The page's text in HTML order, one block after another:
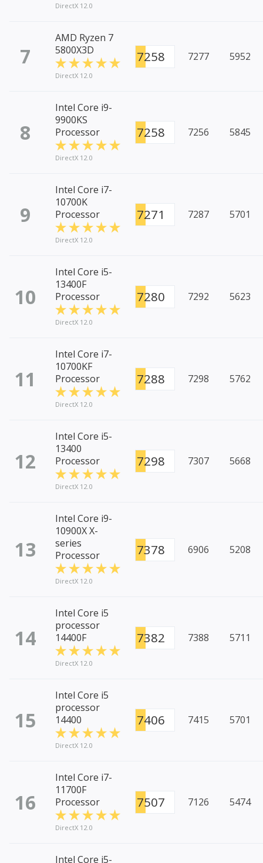
DirectX 12.0
7
AMD Ryzen 7
5800X3D
DirectX 12.0
7258 7277 5952
8
Intel Core i9-
9900KS
Processor
DirectX 12.0
7258 7256 5845
9
Intel Core i7-
10700K
Processor
DirectX 12.0
7271 7287 5701
10
Intel Core i5-
13400F
Processor
DirectX 12.0
7280 7292 5623
11
Intel Core i7-
10700KF
Processor
DirectX 12.0
7288 7298 5762
12
Intel Core i5-
13400
Processor
DirectX 12.0
7298 7307 5668
13
Intel Core i9-
10900X X-
series
Processor
DirectX 12.0
7378 6906 5208
14
Intel Core i5
processor
14400F
DirectX 12.0
7382 7388 5711
15
Intel Core i5
processor
14400
DirectX 12.0
7406 7415 5701
16
Intel Core i7-
11700F
Processor
DirectX 12.0
7507 7126 5474
Intel Core i5-